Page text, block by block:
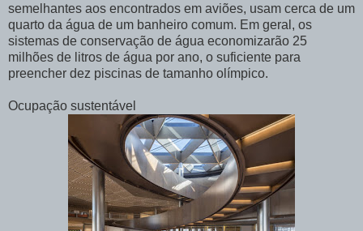
semelhantes aos encontrados em aviões, usam cerca de um
quarto da água de um banheiro comum. Em geral, os
sistemas de conservação de água economizarão 25
milhões de litros de água por ano, o suficiente para
preencher dez piscinas de tamanho olímpico.
Ocupação sustentável